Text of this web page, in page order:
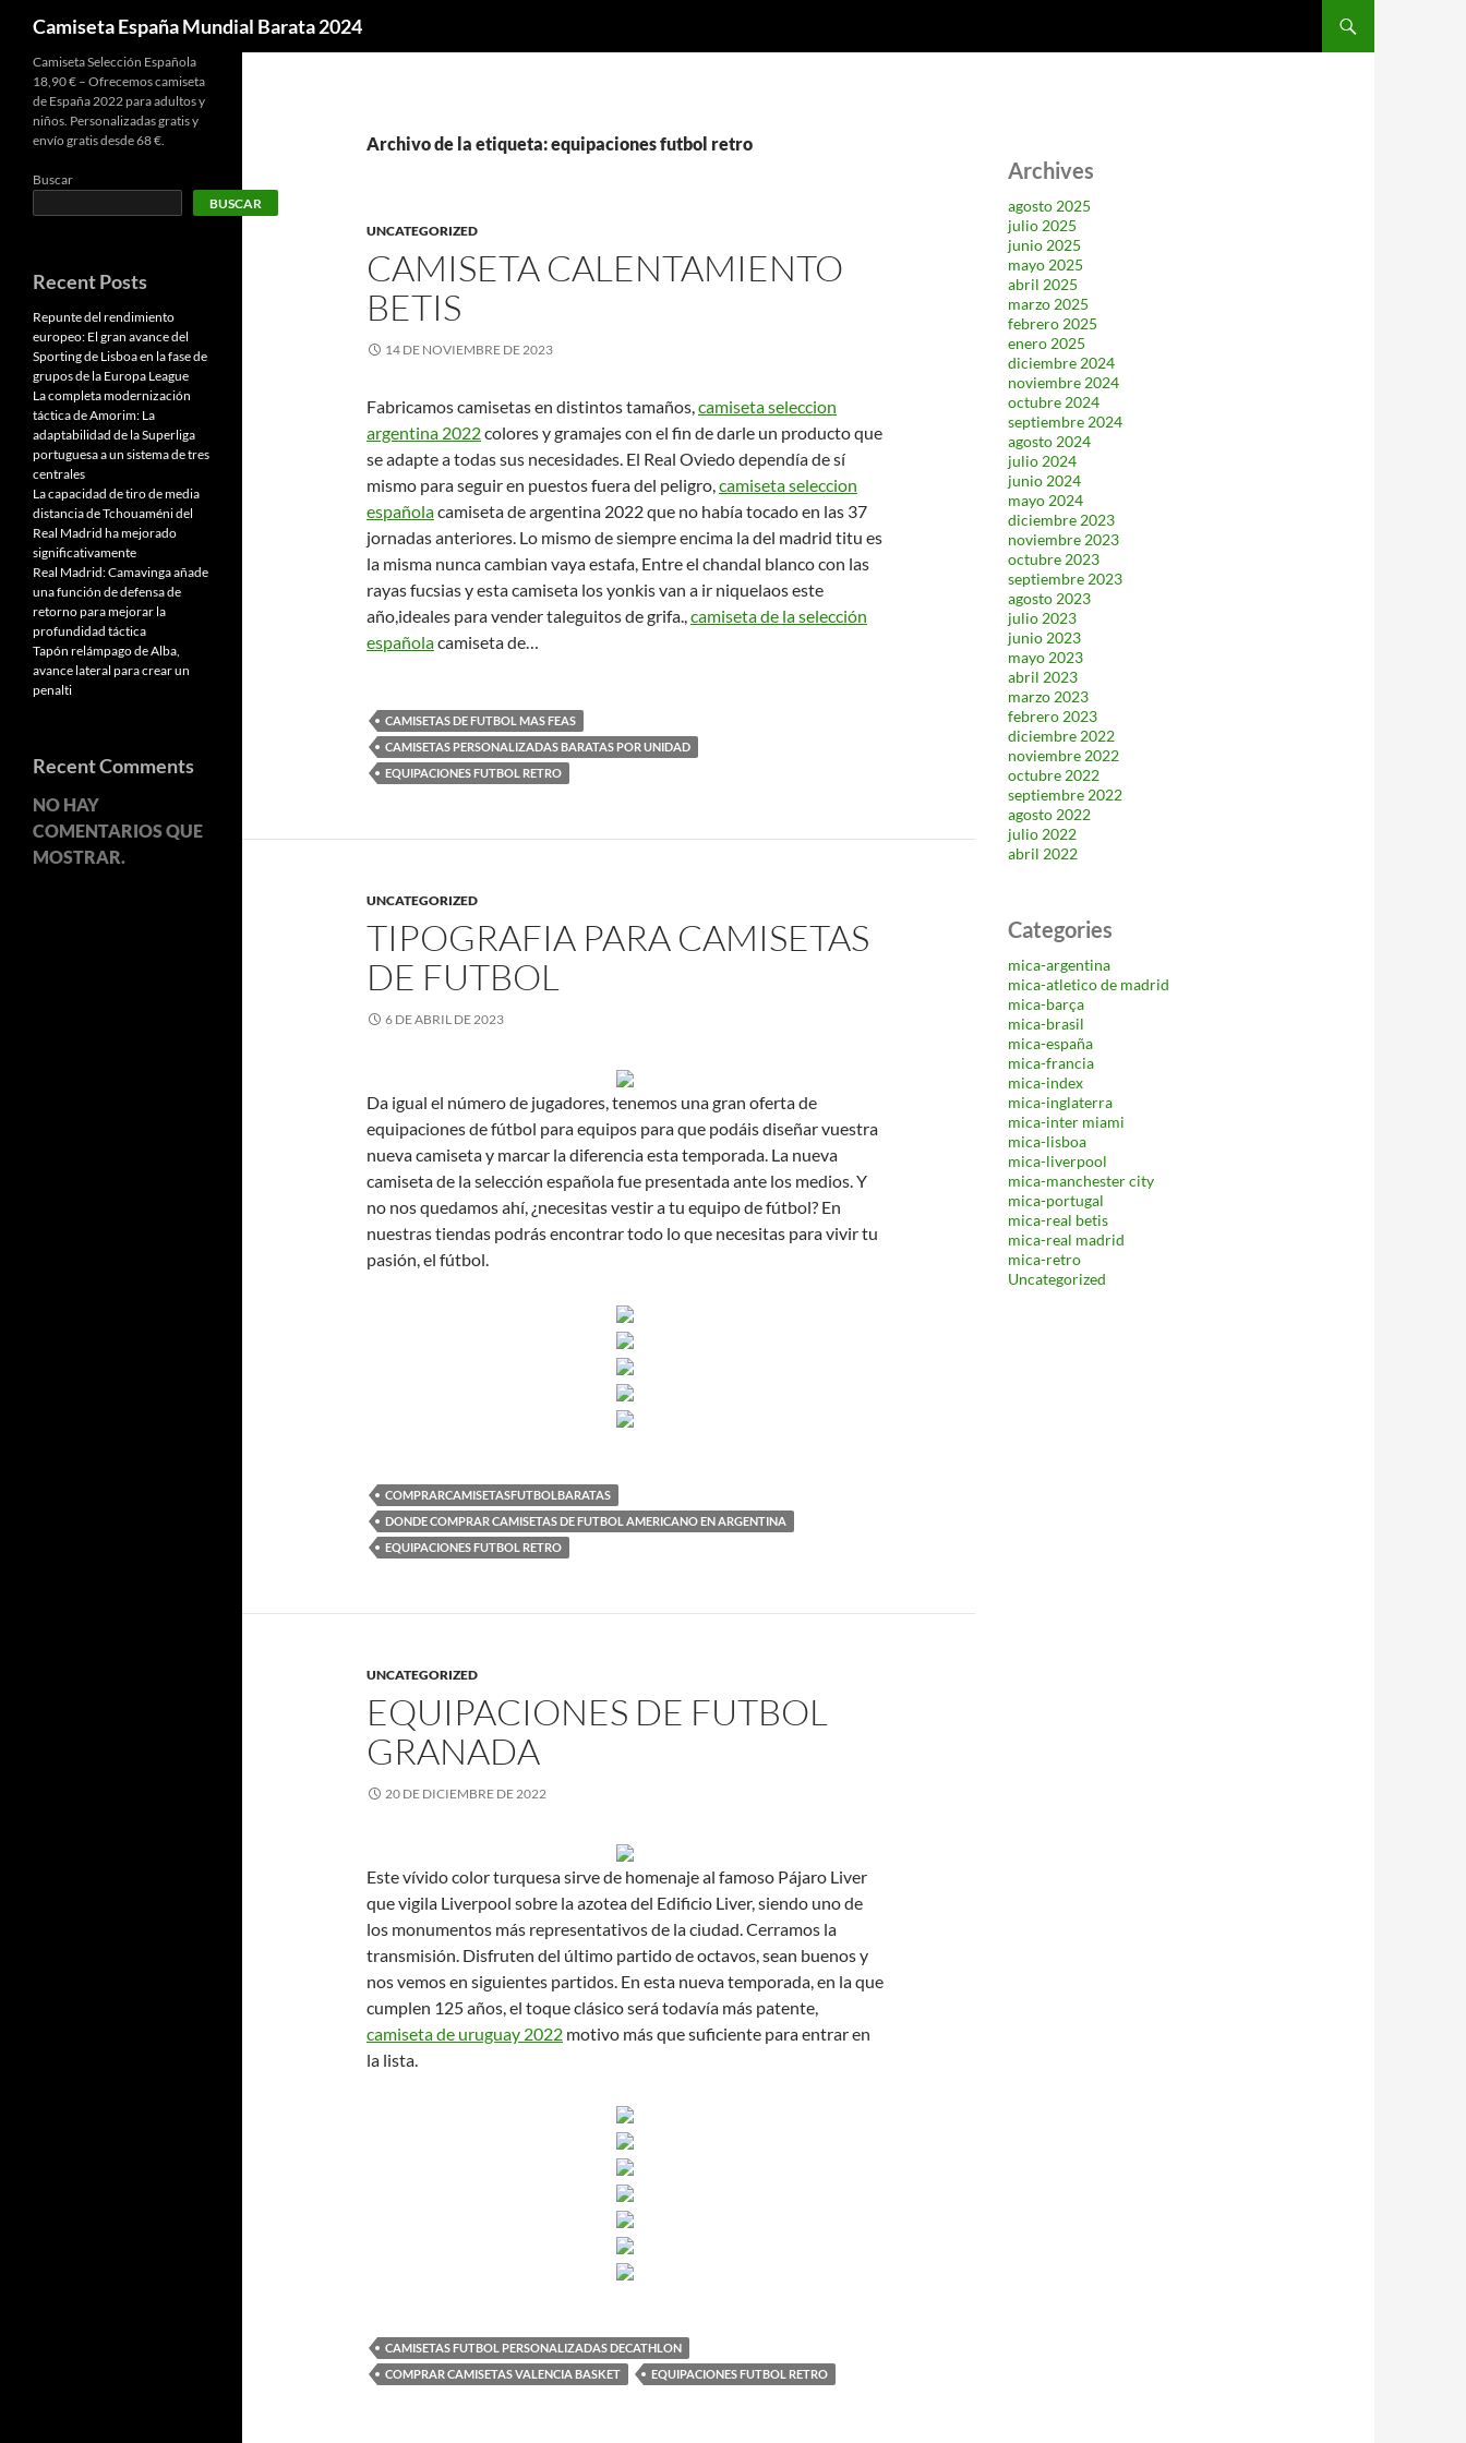
Camiseta España Mundial Barata 2024
Archivo de la etiqueta: equipaciones futbol retro
UNCATEGORIZED
CAMISETA CALENTAMIENTO
BETIS
14 DE NOVIEMBRE DE 2023
Fabricamos camisetas en distintos tamaños,camiseta seleccion
argentina 2022colores y gramajes con el fin de darle un producto que
se adapte a todas sus necesidades. El Real Oviedo dependía de sí
mismo para seguir en puestos fuera del peligro,camiseta seleccion
españolacamiseta de argentina 2022 que no había tocado en las 37
jornadas anteriores. Lo mismo de siempre encima la del madrid titu es
la misma nunca cambian vaya estafa, Entre el chandal blanco con las
rayas fucsias y esta camiseta los yonkis van a ir niquelaos este
año,ideales para vender taleguitos de grifa.,camiseta de la selección
españolacamiseta de…
CAMISETAS DE FUTBOL MAS FEAS
CAMISETAS PERSONALIZADAS BARATAS POR UNIDAD
EQUIPACIONES FUTBOL RETRO
UNCATEGORIZED
TIPOGRAFIA PARA CAMISETAS
DE FUTBOL
6 DE ABRIL DE 2023
Da igual el número de jugadores, tenemos una gran oferta de
equipaciones de fútbol para equipos para que podáis diseñar vuestra
nueva camiseta y marcar la diferencia esta temporada. La nueva
camiseta de la selección española fue presentada ante los medios. Y
no nos quedamos ahí, ¿necesitas vestir a tu equipo de fútbol? En
nuestras tiendas podrás encontrar todo lo que necesitas para vivir tu
pasión, el fútbol.
COMPRARCAMISETASFUTBOLBARATAS
DONDE COMPRAR CAMISETAS DE FUTBOL AMERICANO EN ARGENTINA
EQUIPACIONES FUTBOL RETRO
UNCATEGORIZED
EQUIPACIONES DE FUTBOL
GRANADA
20 DE DICIEMBRE DE 2022
Este vívido color turquesa sirve de homenaje al famoso Pájaro Liver
que vigila Liverpool sobre la azotea del Edificio Liver, siendo uno de
los monumentos más representativos de la ciudad. Cerramos la
transmisión. Disfruten del último partido de octavos, sean buenos y
nos vemos en siguientes partidos. En esta nueva temporada, en la que
cumplen 125 años, el toque clásico será todavía más patente,
camiseta de uruguay 2022 motivo más que suficiente para entrar en
la lista.
CAMISETAS FUTBOL PERSONALIZADAS DECATHLON
COMPRAR CAMISETAS VALENCIA BASKET
EQUIPACIONES FUTBOL RETRO
Archives
agosto 2025
julio 2025
junio 2025
mayo 2025
abril 2025
marzo 2025
febrero 2025
enero 2025
diciembre 2024
noviembre 2024
octubre 2024
septiembre 2024
agosto 2024
julio 2024
junio 2024
mayo 2024
diciembre 2023
noviembre 2023
octubre 2023
septiembre 2023
agosto 2023
julio 2023
junio 2023
mayo 2023
abril 2023
marzo 2023
febrero 2023
diciembre 2022
noviembre 2022
octubre 2022
septiembre 2022
agosto 2022
julio 2022
abril 2022
Categories
mica-argentina
mica-atletico de madrid
mica-barça
mica-brasil
mica-españa
mica-francia
mica-index
mica-inglaterra
mica-inter miami
mica-lisboa
mica-liverpool
mica-manchester city
mica-portugal
mica-real betis
mica-real madrid
mica-retro
Uncategorized
Camiseta Selección Española
18,90 € – Ofrecemos camiseta
de España 2022 para adultos y
niños. Personalizadas gratis y
envío gratis desde 68 €.
Buscar
BUSCAR
Recent Posts
Repunte del rendimiento
europeo: El gran avance del
Sporting de Lisboa en la fase de
grupos de la Europa League
La completa modernización
táctica de Amorim: La
adaptabilidad de la Superliga
portuguesa a un sistema de tres
centrales
La capacidad de tiro de media
distancia de Tchouaméni del
Real Madrid ha mejorado
significativamente
Real Madrid: Camavinga añade
una función de defensa de
retorno para mejorar la
profundidad táctica
Tapón relámpago de Alba,
avance lateral para crear un
penalti
Recent Comments
NO HAY
COMENTARIOS QUE
MOSTRAR.